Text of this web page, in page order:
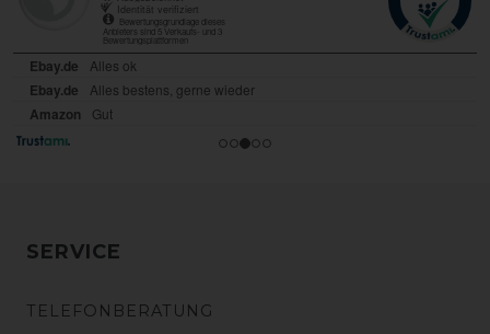
SERVICE
TELEFONBERATUNG